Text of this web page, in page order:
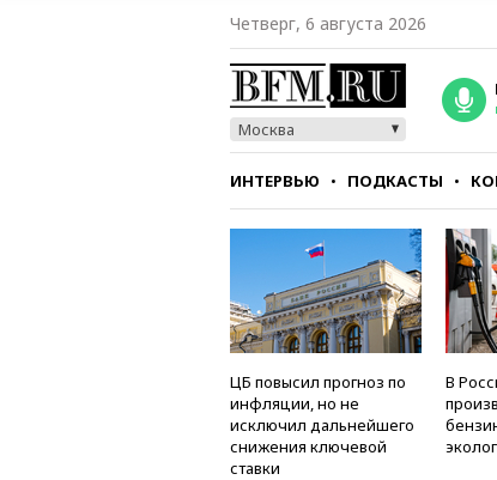
Четверг, 6 августа 2026
Москва
ИНТЕРВЬЮ ПОДКАСТЫ
СТИЛЬ ТЕСТЫ
ЦБ повысил прогноз по
инфляции, но не
исключил дальнейшего
снижения ключевой
ставки
В